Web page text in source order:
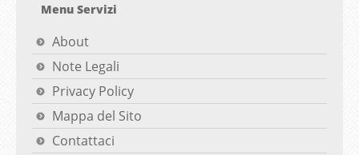
Menu Servizi
About
Note Legali
Privacy Policy
Mappa del Sito
Contattaci